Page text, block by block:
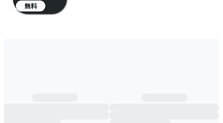
無料